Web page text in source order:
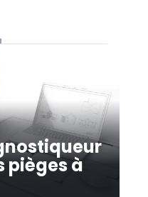
pièges à